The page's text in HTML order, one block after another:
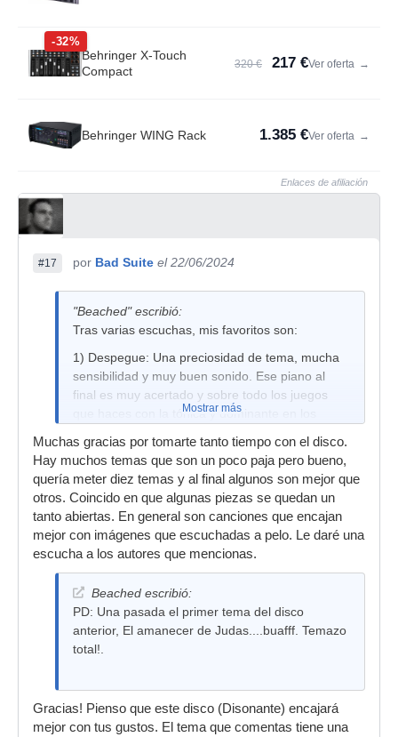
-32%
Behringer X-Touch
Compact
320 € 217 €Ver oferta →
Behringer WING Rack 1.385 €Ver oferta →
Enlaces de afiliación
#17 por Bad Suite el 22/06/2024
"Beached" escribió:
Tras varias escuchas, mis favoritos son:
1) Despegue: Una preciosidad de tema, mucha
sensibilidad y muy buen sonido. Ese piano al
final es muy acertado y sobre todo los juegos
que haces con la tónica y dominante en los
2) El Último Viaje: Al igual que el anterior con
partes muy etéreas pero un desarrollo en los
pads y el bajo que te mantienen enganchado, es
una tensión calma que va transportando al
oyente. Me hubiese gustado más desarrollo en
la parte final.
jejejejeje. El piano hace un trabajo genial con
esos intervalos menores y mayores. Un tema
sutil y elegante.
interactúan justo antes de la batería.
5) Nuevo México. Sobre todo la parte final, con
Mostrar más
Muchas gracias por tomarte tanto tiempo con el disco.
Hay muchos temas que son un poco paja pero bueno,
quería meter diez temas y al final algunos son mejor que
otros. Coincido en que algunas piezas se quedan un
tanto abiertas. En general son canciones que encajan
mejor con imágenes que escuchadas a pelo. Le daré una
escucha a los autores que mencionas.
Beached escribió:
PD: Una pasada el primer tema del disco
anterior, El amanecer de Judas....buafff. Temazo
total!.
Gracias! Pienso que este disco (Disonante) encajará
mejor con tus gustos. El tema que comentas tiene una